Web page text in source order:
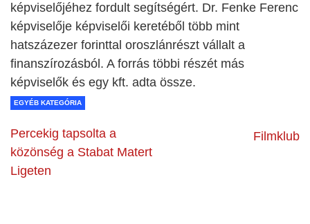
képviselőjéhez fordult segítségért. Dr. Fenke Ferenc
képviselője képviselői keretéből több mint
hatszázezer forinttal oroszlánrészt vállalt a
finanszírozásból. A forrás többi részét más
képviselők és egy kft. adta össze.
EGYÉB KATEGÓRIA
Percekig tapsolta a
közönség a Stabat Matert
Ligeten
Filmklub